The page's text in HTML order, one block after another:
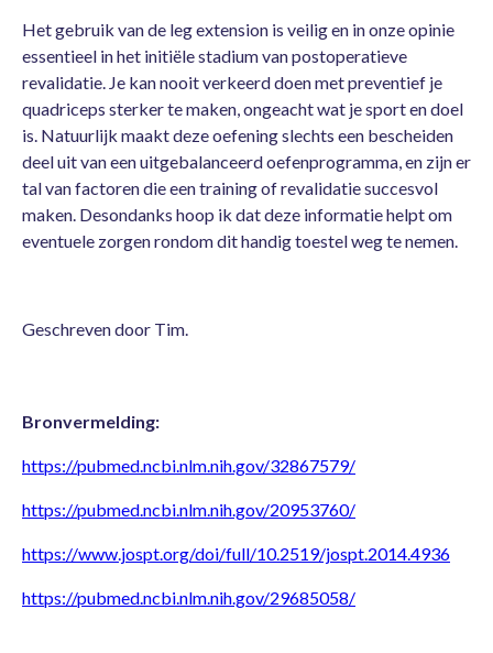
Het gebruik van de leg extension is veilig en in onze opinie
essentieel in het initiële stadium van postoperatieve
revalidatie. Je kan nooit verkeerd doen met preventief je
quadriceps sterker te maken, ongeacht wat je sport en doel
is. Natuurlijk maakt deze oefening slechts een bescheiden
deel uit van een uitgebalanceerd oefenprogramma, en zijn er
tal van factoren die een training of revalidatie succesvol
maken. Desondanks hoop ik dat deze informatie helpt om
eventuele zorgen rondom dit handig toestel weg te nemen.
Geschreven door Tim.
Bronvermelding:
https://pubmed.ncbi.nlm.nih.gov/32867579/
https://pubmed.ncbi.nlm.nih.gov/20953760/
https://www.jospt.org/doi/full/10.2519/jospt.2014.4936
https://pubmed.ncbi.nlm.nih.gov/29685058/